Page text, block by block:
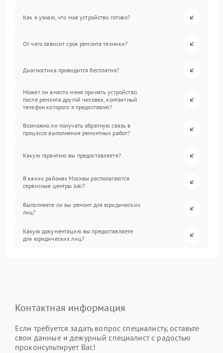
Как я узнаю, что мое устройство готово?
От чего зависит срок ремонта техники?
Диагностика проводится бесплатно?
Может ли вместо меня принять устройство
после ремонта другой человек, контактный
телефон которого я предоставлю?
Возможно ли получать обратную связь в
процессе выполнения ремонтных работ?
Какую гарантию вы предоставляете?
В каких районах Москвы располагаются
сервисные центры Juki?
Выполняете ли вы ремонт для юридических
лиц?
Какую документацию вы предоставляете
для юридических лиц?
Контактная информация
Если требуется задать вопрос специалисту, оставьте
свои данные и дежурный специалист с радостью
проконсультирует Вас!